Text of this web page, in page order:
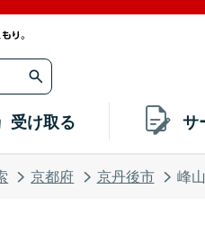
受け取る サ
京都府 京丹後市 峰